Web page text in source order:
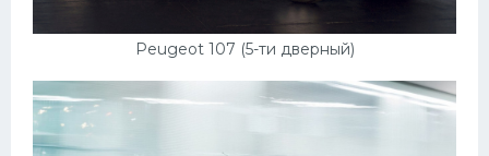
Peugeot 107 (5-ти дверный)